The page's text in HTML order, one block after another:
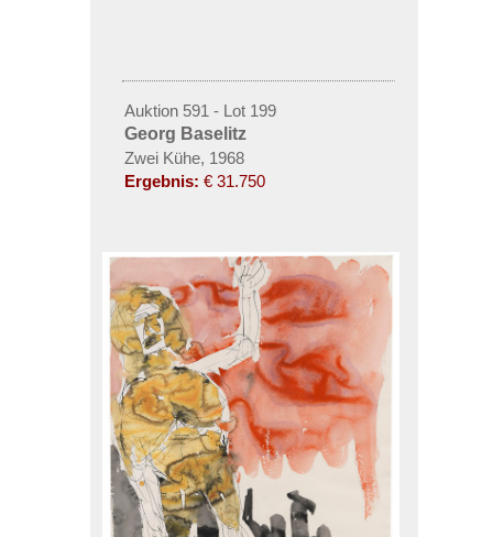
Auktion 591 - Lot 199
Georg Baselitz
Zwei Kühe, 1968
Ergebnis: € 31.750